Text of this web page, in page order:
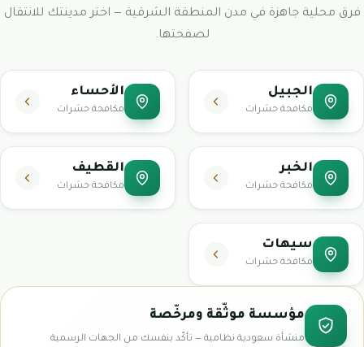
فرق محلية جاهزة في مدن المنطقة الشرقية — اختر مدينتك للانتقال
لصفحتها.
الجبيل
مكافحة حشرات
الأحساء
مكافحة حشرات
الخبر
مكافحة حشرات
القطيف
مكافحة حشرات
سيهات
مكافحة حشرات
مؤسسة موثّقة ومرخّصة
منشأة سعودية نظامية — تأكّد بنفسك من الجهات الرسمية